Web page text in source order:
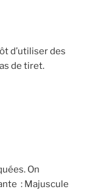
d’utiliser des
de tiret.
On
: Majuscule